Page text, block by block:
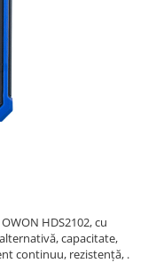
HDS2102, cu
capacitate,
continuu, rezistență, .